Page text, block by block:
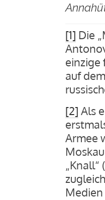
[1] Die
einzige
auf
[2] Als
Armee
Medien